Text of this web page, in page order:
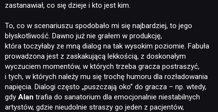
zastanawiał, co się dzieje i kto jest kim.
To, co w scenariuszu spodobało mi się najbardziej, to jego
błyskotliwość. Dawno już nie grałem w produkcję,
która toczyłaby ze mną dialog na tak wysokim poziomie. Fabuła
prowadzona jest z zaskakującą lekkością, z doskonałym
wyczuciem momentów, w których trzeba gracza postraszyć,
i tych, w których należy mu się trochę humoru dla rozładowania
napięcia. Dialogi często „puszczają oko” do gracza – np. wtedy,
gdy Alan trafia do sanatorium dla emocjonalnie niestabilnych
artystów, gdzie nieudolnie straszy go jeden z pacjentów,